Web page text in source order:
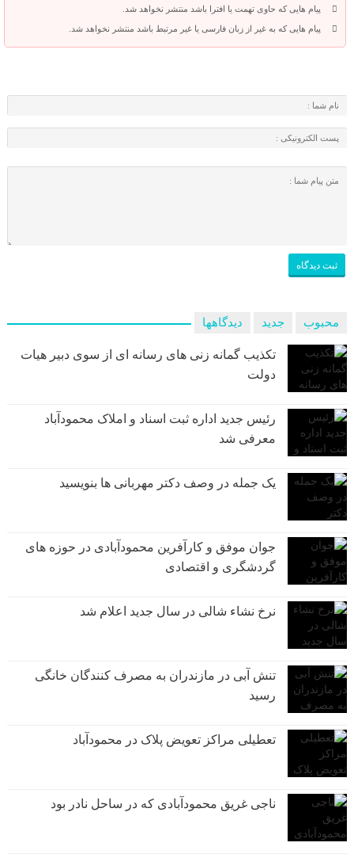
پیام هایی که حاوی تهمت یا افترا باشد منتشر نخواهد شد.
پیام هایی که به غیر از زبان فارسی یا غیر مرتبط باشد منتشر نخواهد شد.
محبوب جدید دیدگاهها
تکذیب گمانه زنی های رسانه ای از سوی دبیر هیات
دولت
رئیس جدید اداره ثبت اسناد و املاک محمودآباد
معرفی شد
یک جمله در وصف دکتر مهربانی ها بنویسید
جوان موفق و کارآفرین محمودآبادی در حوزه های
گردشگری و اقتصادی
نرخ نشاء شالی در سال جدید اعلام شد
تنش آبی در مازندران به مصرف كنندگان خانگی
رسيد
تعطیلی مراکز تعویض پلاک در محمودآباد
ناجی غریق محمودآبادی که در ساحل نادر بود